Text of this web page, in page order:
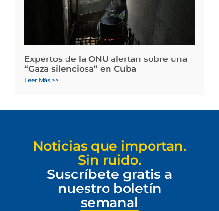
Expertos de la ONU alertan sobre una
“Gaza silenciosa” en Cuba
Leer Más >>
Noticias que importan.
Sin ruido.
Suscríbete gratis a
nuestro boletín
semanal